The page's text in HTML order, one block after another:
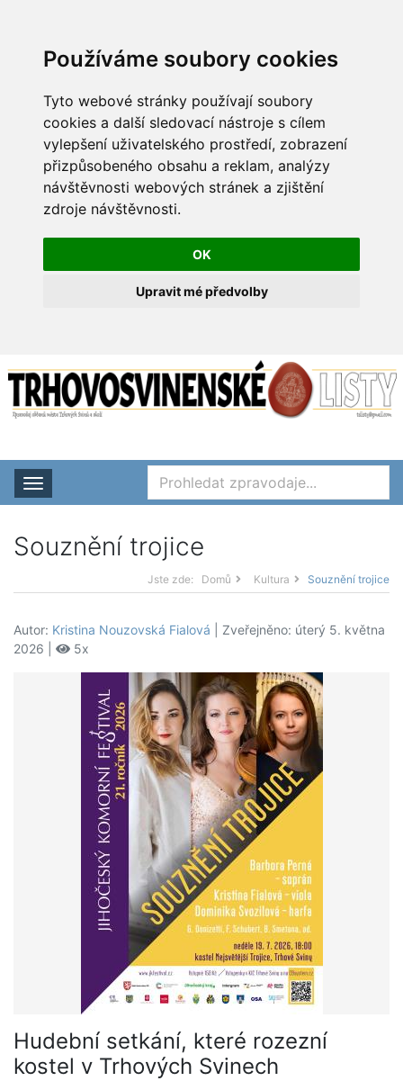
Používáme soubory cookies
Tyto webové stránky používají soubory
cookies a další sledovací nástroje s cílem
vylepšení uživatelského prostředí, zobrazení
přizpůsobeného obsahu a reklam, analýzy
návštěvnosti webových stránek a zjištění
zdroje návštěvnosti.
OK
Upravit mé předvolby
Rozbalit nabídku
Souznění trojice
Jste zde: Domů Kultura Souznění trojice
Autor: Kristina Nouzovská Fialová | Zveřejněno: úterý 5. května
2026 |
5x
Hudební setkání, které rozezní
kostel v Trhových Svinech